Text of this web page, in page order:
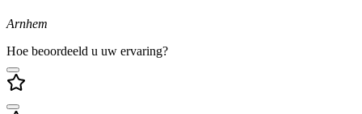
Arnhem
Hoe beoordeeld u uw ervaring?